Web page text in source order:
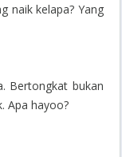
naik kelapa? Yang
Bertongkat bukan
Apa hayoo?